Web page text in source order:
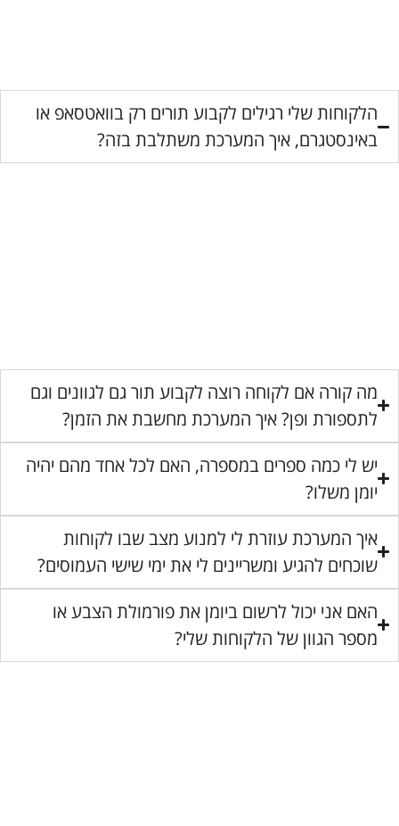
הלקוחות שלי רגילים לקבוע תורים רק בוואטסאפ או
באינסטגרם, איך המערכת משתלבת בזה?
מה קורה אם לקוחה רוצה לקבוע תור גם לגוונים וגם
לתספורת ופן? איך המערכת מחשבת את הזמן?
יש לי כמה ספרים במספרה, האם לכל אחד מהם יהיה
יומן משלו?
איך המערכת עוזרת לי למנוע מצב שבו לקוחות
שוכחים להגיע ומשריינים לי את ימי שישי העמוסים?
האם אני יכול לרשום ביומן את פורמולת הצבע או
מספר הגוון של הלקוחות שלי?